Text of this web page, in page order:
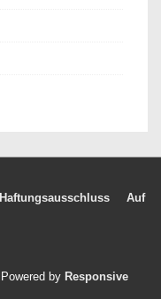
Haftungsausschluss
Auf
by Responsive